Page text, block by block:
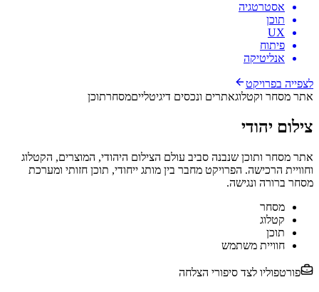
אסטרטגיה
תוכן
UX
פיתוח
אנליטיקה
לצפייה בפרויקט
אתר מסחר וקטלוגאתרים ונכסים דיגיטלייםמסחרתוכן
צילום יהודי
אתר מסחר ותוכן שנבנה סביב עולם הצילום היהודי, המוצרים, הקטלוג
וחוויית הרכישה. הפרויקט מחבר בין מותג ייחודי, תוכן חזותי ומערכת
מסחר ברורה ונגישה.
מסחר
קטלוג
תוכן
חוויית משתמש
פורטפוליו לצד סיפורי הצלחה